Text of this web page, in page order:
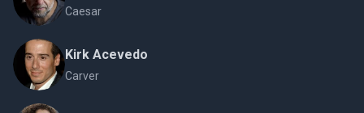
Caesar
Kirk Acevedo
Carver